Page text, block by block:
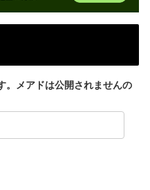
。メアドは公開されませんの